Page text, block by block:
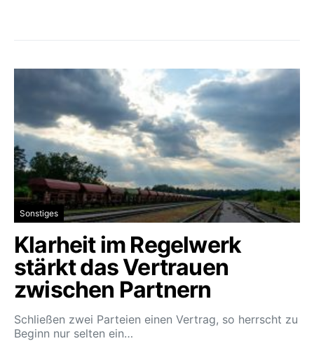
Sonstiges
Klarheit im Regelwerk
stärkt das Vertrauen
zwischen Partnern
Schließen zwei Parteien einen Vertrag, so herrscht zu
Beginn nur selten ein…